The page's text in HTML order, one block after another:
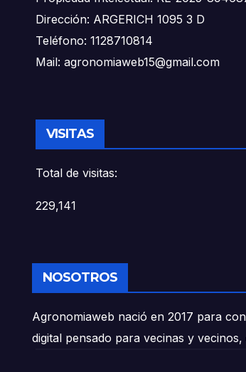
Dirección: ARGERICH 1095 3 D
Teléfono: 1128710814
Mail: agronomiaweb15@gmail.com
VISITAS
Total de visitas:
229,141
NOSOTROS
Agronomiaweb nació en 2017 para
digital pensado para vecinas y